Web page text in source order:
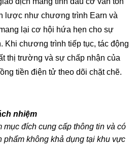
lược như chương trình Earn và
lại cơ hội hứa hẹn cho sự
Khi chương trình tiếp tục, tác động
thị trường và sự chấp nhận của
tiền điện tử theo dõi chặt chẽ.
nhiệm
mục đích cung cấp thông tin và có
phẩm không khả dụng tại khu vực